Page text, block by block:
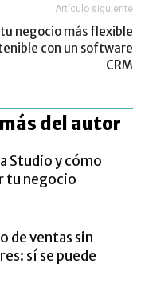
Artículo siguiente
tu negocio más flexible
con un software
CRM
más del autor
Studio y cómo
tu negocio
de ventas sin
sí se puede